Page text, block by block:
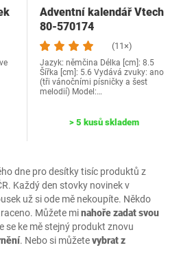
dne pro desítky tisíc produktů z
Každý den stovky novinek v
už si ode mě nekoupíte. Někdo
Můžete minahoře zadat svou
se ke mě stejný produkt znovu
. Nebo si můžetevybrat z
Adventní kalendář Vtech
80-570174
(11×)
Jazyk: němčina Délka [cm]: 8.5
Šířka [cm]: 5.6 Vydává zvuky: ano
(tři vánočními písničky a šest
melodií) Model:…
> 5 kusů skladem